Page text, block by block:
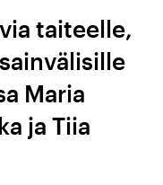
taiteelle,
Maria
ja Tiia